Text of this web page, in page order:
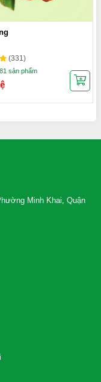
(331)
sản phẩm
Minh Khai, Quận